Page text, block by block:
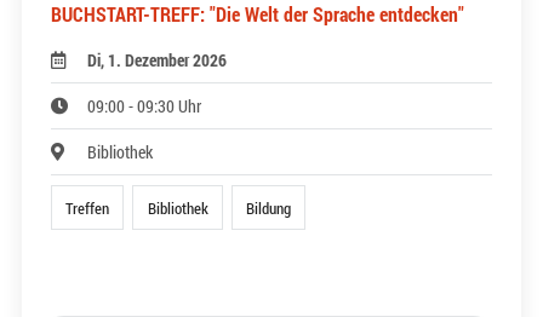
BUCHSTART-TREFF: "Die Welt der Sprache entdecken"
Di, 1. Dezember 2026
09:00 - 09:30 Uhr
Bibliothek
Treffen Bibliothek Bildung